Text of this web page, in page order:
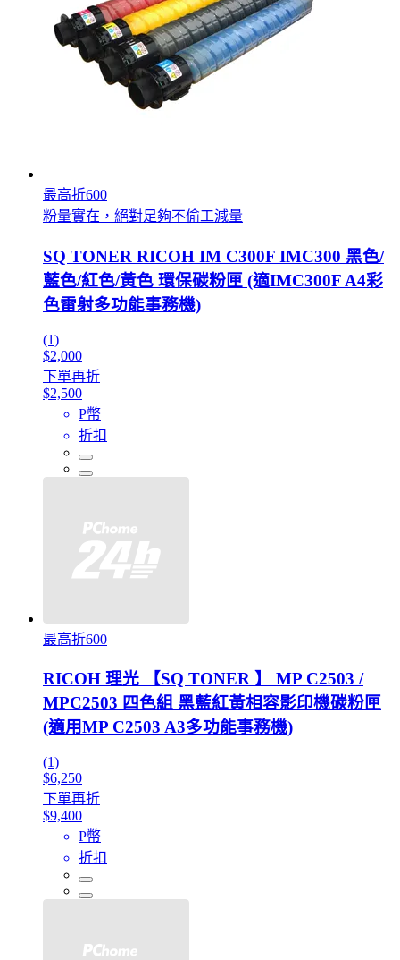
最高折600
粉量實在，絕對足夠不偷工減量
SQ TONER RICOH IM C300F IMC300 黑色/
藍色/紅色/黃色 環保碳粉匣 (適IMC300F A4彩
色雷射多功能事務機)
(1)
$2,000
下單再折
$2,500
P幣
折扣
最高折600
RICOH 理光 【SQ TONER 】 MP C2503 /
MPC2503 四色組 黑藍紅黃相容影印機碳粉匣
(適用MP C2503 A3多功能事務機)
(1)
$6,250
下單再折
$9,400
P幣
折扣